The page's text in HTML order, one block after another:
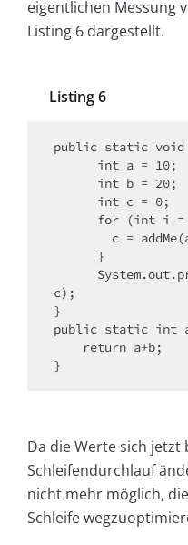
eigentlichen Messung
Listing 6 dargestellt.
Listing 6
public static
c);​
}​
public static int
}
Da die Werte sich jetzt
Schleifendurchlauf
nicht mehr möglich,
Schleife